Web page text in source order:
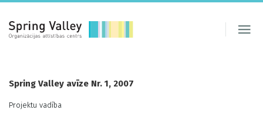
Spring Valley avīze Nr. 1, 2007
Projektu vadība